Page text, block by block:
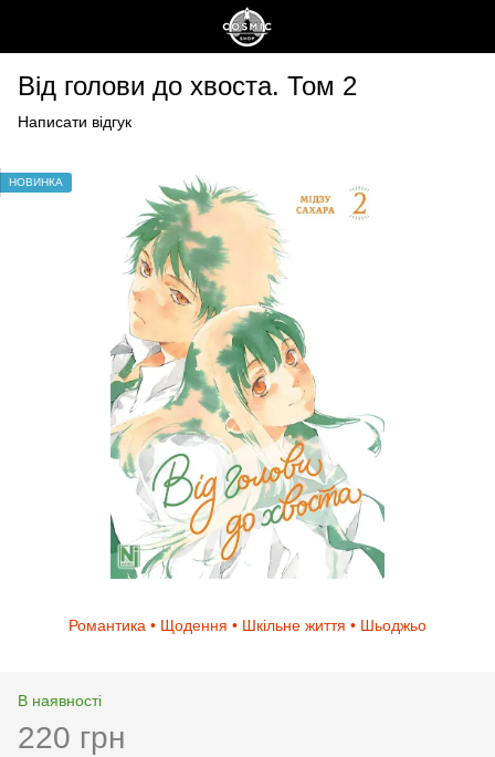
Від голови до хвоста. Том 2
Написати відгук
НОВИНКА
Романтика • Щодення • Шкільне життя • Шьоджьо
В наявності
220 грн